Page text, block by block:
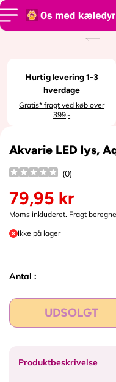
SPRING TIL
INDHOLD
Hurtig levering 1-3
hverdage
Gratis* fragt ved køb over
399,-
Akvarie LED lys,
(0)
N
o
m
l
p
s
79,95 kr
Moms inkluderet. Fragt
Ikke på lager
Antal :
UDSOLGT
Produktbeskrivelse